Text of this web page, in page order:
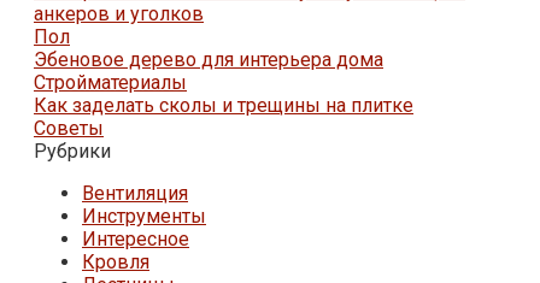
анкеров и уголков
Пол
Эбеновое дерево для интерьера дома
Стройматериалы
Как заделать сколы и трещины на плитке
Советы
Рубрики
Вентиляция
Инструменты
Интересное
Кровля